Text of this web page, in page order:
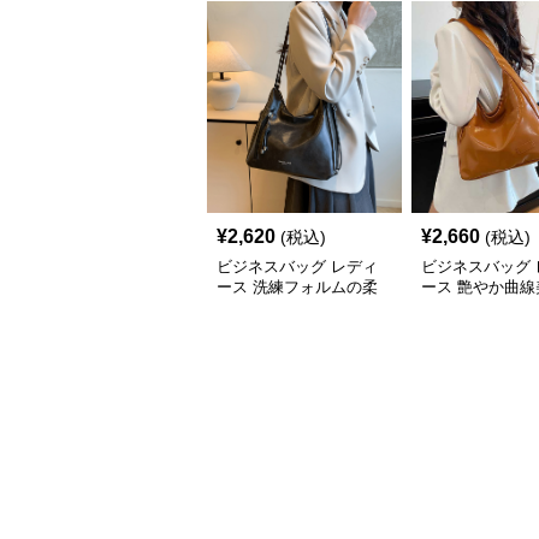
¥2,620 (税込)
ビジネスバッグ レディ
ース 洗練フォルムの柔
¥2,660 (税込)
ビジネスバッグ
ース 艶やか曲